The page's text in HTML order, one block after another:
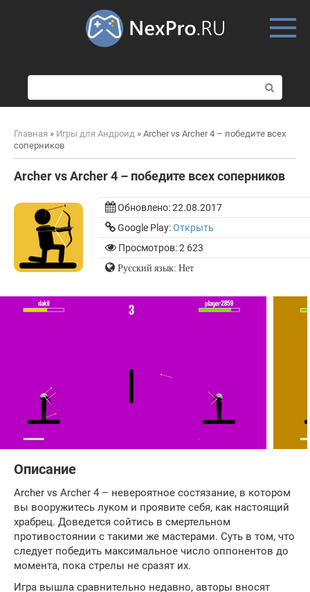
о
и
к
Главная » Игры для Андроид » Archer vs Archer 4 – победите всех
соперников
Archer vs Archer 4 – победите всех соперников
Обновлено:22.08.2017
Google Play:Открыть
Просмотров: 2 623
Русский язык: Нет
Описание
Archer vs Archer 4 – невероятное состязание, в котором
вы вооружитесь луком и проявите себя, как настоящий
храбрец. Доведется сойтись в смертельном
противостоянии с такими же мастерами. Суть в том, что
следует победить максимальное число оппонентов до
момента, пока стрелы не сразят их.
Игра вышла сравнительно недавно, авторы вносят